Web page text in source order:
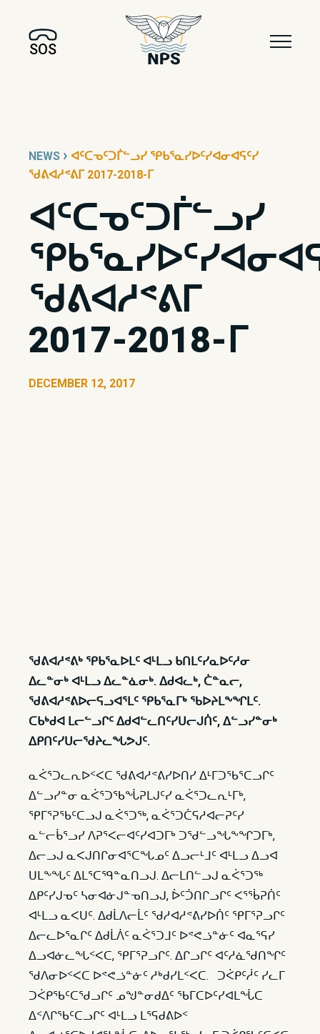
SOS
NEWS › ᐊᑦᑕᓀᑦᑐᒦᓪᓗᓯ ᕿᑲᕐᓇᓯᐅᑦᓯᐊᓂᐊᕋᑦᓯ
ᖁᕕᐊᓱᕝᕕᒥ 2017-2018-ᒥ
ᐊᑦᑕᓀᑦᑐᒦᓪᓗᓯ
ᖁᕕᐊᓱᕝᕕᒥ
2017-2018-ᒥ
DECEMBER 12, 2017
ᖁᕕᐊᓱᕝᕕᒃ ᕿᑲᕐᓇᐅᒪᑦ ᐊᒻᒪᓗ ᑲᑎᒪᑦᓯᓇᐅᑦᓱᓂ
ᐃᓚᓐᓂᒃ ᐊᒻᒪᓗ ᐃᓚᓐᓈᓂᒃ. ᐃᑯᐊᓚᒃ, ᑖᓐᓇᓕ,
ᖁᕕᐊᓱᕝᕕᐅᓕᕋᓗᐊᕐᒪᑦ ᕿᑲᕐᓇᒥᒃ ᖃᐅᔨᒪᖕᖏᒪᑦ.
ᑕᑲᒃᑯᐊ ᒪᓕᓪᓗᒋᑦ ᐃᑯᐊᓪᓚᑎᑦᓯᑌᓕᒍᑏᑦ, ᐃᓪᓗᓯᓐᓂᒃ
ᐃᑭᑎᑦᓯᑌᓕᖁᔨᓚᖓᕗᒍᑦ.
​ᓇᐹᕐᑐᓚᕆᐅᑉᐸᑕ ᖁᕕᐊᓱᕝᕕᓯᐅᑎᓯ ᐃᒻᒥᑐᖃᕐᑕᓗᒋᑦ
ᐃᓪᓗᓯᓐᓂ ᓇᐹᕐᑐᖃᖔᕈᒪᒍᑦᓯ ᓇᐹᕐᑐᓚᕆᒻᒥᒃ,
ᕿᒥᕐᕈᖃᑦᑕᓗᒍ ᓇᐹᕐᑐᖅ, ᓇᐹᕐᑐᑖᕋᓱᐊᓕᕈᑦᓯ
ᓇᓪᓕᑳᕐᓗᓯ ᐱᕈᕐᐸᓕᐊᑦᓯᐊᑐᒥᒃ ᑐᖁᓪᓗᖓᖕᖏᑐᒥᒃ,
ᐃᓕᓗᒍ ᓇᐸᒍᑎᒋᓂᐊᕐᑕᖓᓄᑦ ᐃᓗᓕᒻᒧᑦ ᐊᒻᒪᓗ ᐃᓗᐊ
ᑌᒪᖕᖓᑦ ᐃᒪᕐᑕᙯᓐᓇᑎᓗᒍ. ᐃᓕᒪᑎᓪᓗᒍ ᓇᐹᕐᑐᖅ
ᐃᑭᑦᓯᒍᓀᑦ ᓴᓂᐊᓃᒍᓐᓀᑎᓗᒍ, ᐆᑦᑑᑎᒋᓗᒋᑦ ᐸᕐᖄᕈᑏᑦ
ᐊᒻᒪᓗ ᓇᐸᑌᑦ. ᐃᑯᒫᐱᓕᒫᑦ ᖁᓱᐊᓱᕝᕕᓯᐅᑏᑦ ᕿᒥᕐᕈᓗᒋᑦ
ᐃᓕᓚᐅᕐᓇᒋᑦ ᐃᑯᒫᐲᑦ ᓇᐹᕐᑐᒧᑦ ᐅᕝᕙᓘᓐᓃᑦ ᐊᓇᕐᕋᓯ
ᐃᓗᐊᓃᓚᖓᑉᐸᑕ, ᕿᒥᕐᕈᓗᒋᑦ. ᐃᒋᓗᒋᑦ ᐊᑦᓱᓈᖁᑎᖏᑦ
ᖁᐱᓂᐅᑉᐸᑕ ᐅᕝᕙᓘᓐᓃᑦ ᓱᒃᑯᓯᒪᑉᐸᑕ. ᑐᐹᑭᑦᓲᑦ ᓯᓚᒥ
ᑐᐹᑭᖃᑦᑕᖁᓗᒋᑦ ᓄᖑᓐᓂᑯᐃᑦ ᖃᒥᑕᐅᑦᓯᐊᒪᖔᑕ
ᐃᑉᐱᒋᖃᑦᑕᓗᒋᑦ ᐊᒻᒪᓗ ᒪᕐᕋᑯᕕᐅᑉ